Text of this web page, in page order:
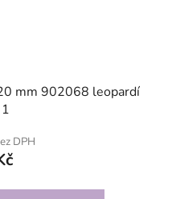
mm 902068 leopardí
DPH